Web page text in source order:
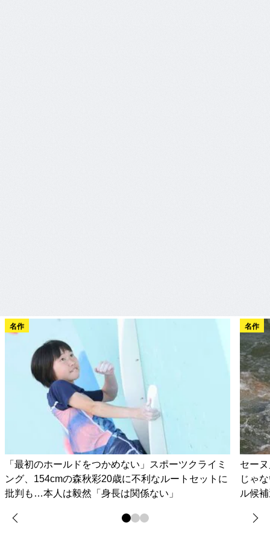
名作
「最初のホールドをつかめない」スポーツクライミ
ング、154cmの森秋彩20歳に不利なルートセットに
批判も…本人は毅然「身長は関係ない」
名作
セー
じゃ
ル候